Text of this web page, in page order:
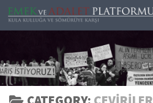
Skip to content